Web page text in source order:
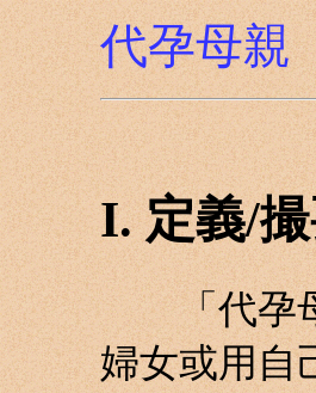
代孕母親
I. 定義/
「代孕母
婦女或用自